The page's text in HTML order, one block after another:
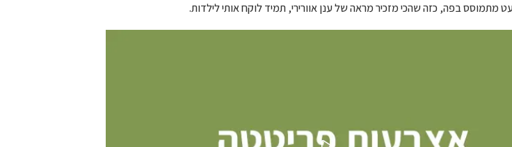
בפה, כזה שהכי מזכיר מראה של ענן אוורירי, תמיד לוקח אותי לילדות.